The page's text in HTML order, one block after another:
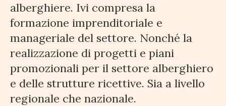
alberghiere. Ivi compresa la
formazione imprenditoriale e
manageriale del settore. Nonché la
realizzazione di progetti e piani
promozionali per il settore alberghiero
e delle strutture ricettive. Sia a livello
regionale che nazionale.